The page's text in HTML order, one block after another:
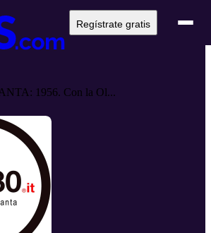
Regístrate gratis
1956. Con la Ol...